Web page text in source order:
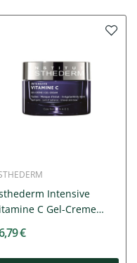
Intensive
C Gel-Creme
€